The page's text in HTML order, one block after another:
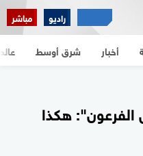
راديو مباشر
أخبار شرق أوسط
هكذا